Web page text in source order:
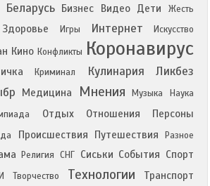
Беларусь Бизнес Видео Дети
Жесть
Здоровье Игры Интернет Искусство
Кино Конфликты Коронавирус
Криминал Кулинария Ликбез
Медицина Мнения Музыка Наука
Отдых Отношения Персоны
Происшествия Путешествия
Разное
Религия СНГ Сиськи События Спорт
Творчество Технологии Транспорт